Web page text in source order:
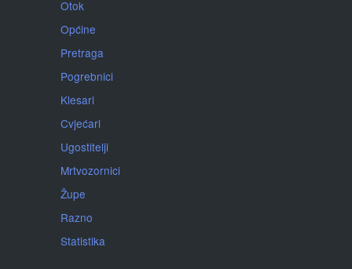
Otok
Općine
Pretraga
Pogrebnici
Klesari
Cvjećari
Ugostitelji
Mrtvozornici
Župe
Razno
Statistika